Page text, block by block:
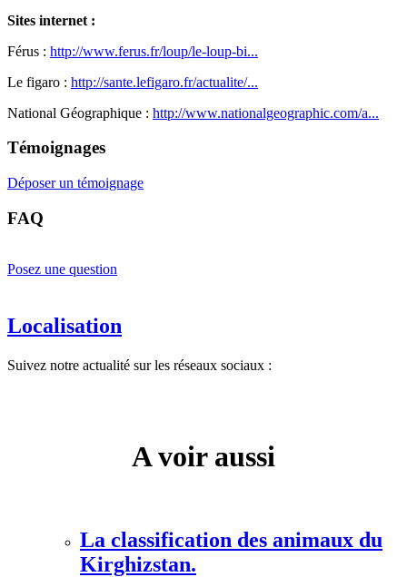
Sites internet :
Férus : http://www.ferus.fr/loup/le-loup-bi...
Le figaro : http://sante.lefigaro.fr/actualite/...
National Géographique : http://www.nationalgeographic.com/a...
Témoignages
Déposer un témoignage
FAQ
Posez une question
Localisation
Suivez notre actualité sur les réseaux sociaux :
A voir aussi
La classification des animaux du
Kirghizstan.